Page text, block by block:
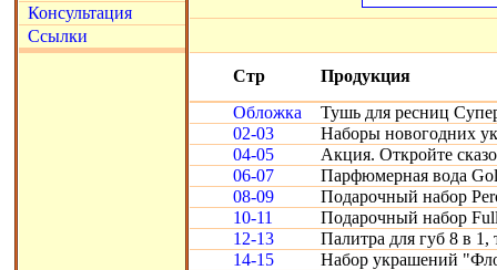
Консультация
Ссылки
Стр
Продукция
Обложка
Тушь для ресниц
02-03
Наборы новогодних
04-05
Акция. Откройте
06-07
Парфюмерная вода
08-09
Подарочный набор
10-11
Подарочный набор
12-13
Палитра для губ 8 в 1,
14-15
Набор украшений